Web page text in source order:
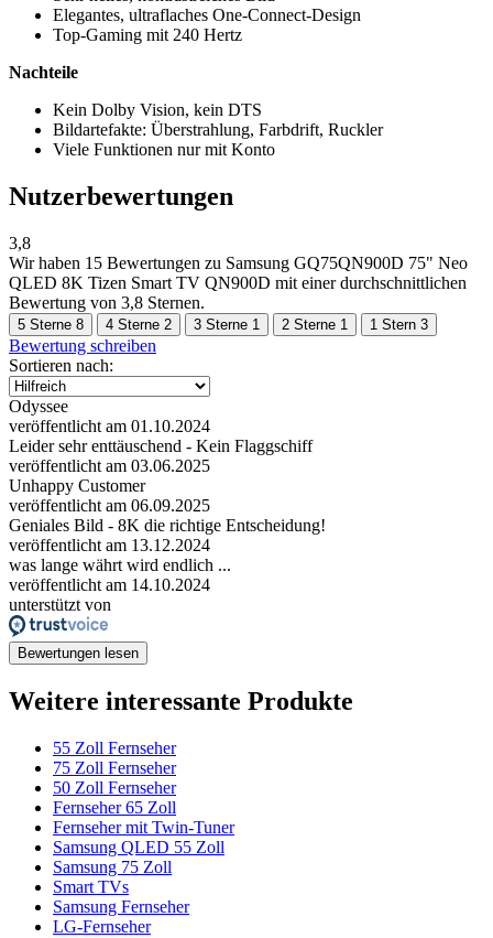
Elegantes, ultraflaches One-Connect-Design
Top-Gaming mit 240 Hertz
Nachteile
Kein Dolby Vision, kein DTS
Bildartefakte: Überstrahlung, Farbdrift, Ruckler
Viele Funktionen nur mit Konto
Nutzerbewertungen
3,8
Wir haben 15 Bewertungen zu Samsung GQ75QN900D 75" Neo
QLED 8K Tizen Smart TV QN900D mit einer durchschnittlichen
Bewertung von 3,8 Sternen.
5 Sterne 8 4 Sterne 2 3 Sterne 1 2 Sterne 1 1 Stern 3
Bewertung schreiben
Sortieren nach:
Odyssee
veröffentlicht am 01.10.2024
Leider sehr enttäuschend - Kein Flaggschiff
veröffentlicht am 03.06.2025
Unhappy Customer
veröffentlicht am 06.09.2025
Geniales Bild - 8K die richtige Entscheidung!
veröffentlicht am 13.12.2024
was lange währt wird endlich ...
veröffentlicht am 14.10.2024
unterstützt von
Bewertungen lesen
Weitere interessante Produkte
55 Zoll Fernseher
75 Zoll Fernseher
50 Zoll Fernseher
Fernseher 65 Zoll
Fernseher mit Twin-Tuner
Samsung QLED 55 Zoll
Samsung 75 Zoll
Smart TVs
Samsung Fernseher
LG-Fernseher